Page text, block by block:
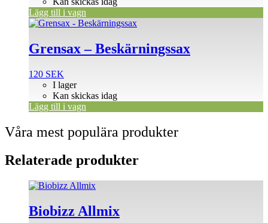
Lägg till i vagn
Grensax – Beskärningssax
120 SEK
I lager
Kan skickas idag
Lägg till i vagn
Våra mest populära produkter
Relaterade produkter
Biobizz Allmix
Den
produkten
har